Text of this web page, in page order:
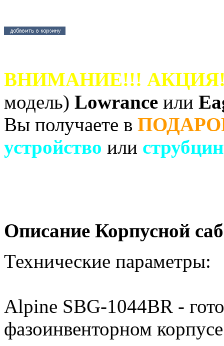
ВНИМАНИЕ!!!
модель) Lowrance или
Вы получаете в
устройство или
Описание Корпусной
Технические параметры:
Alpine SBG-1044BR -
фазоинвенторном